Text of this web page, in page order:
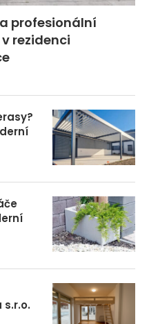
profesionální
rezidenci